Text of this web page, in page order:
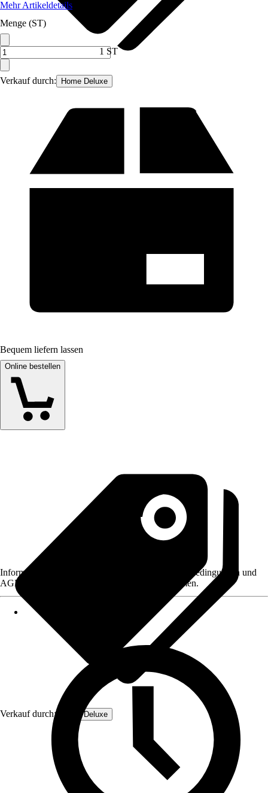
Verkauf durch: Home Deluxe
Mehr Artikeldetails
Menge (ST)
1 ST
Bequem liefern lassen
Online bestellen
Verkauf durch: Home Deluxe
Informationen des Verkäufers, wie z. B. Rückgabebedingungen und
AGB, finden Sie bei Klick auf den Verkäufernamen.